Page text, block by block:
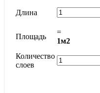
Длина
Площадь
=
1м2
Количество
слоев